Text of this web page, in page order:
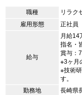
職種
リラク
雇用形態
正社員
給与
月給14
指名・
賞与：
※3ヶ月
※技術
す。
勤務地
長崎県